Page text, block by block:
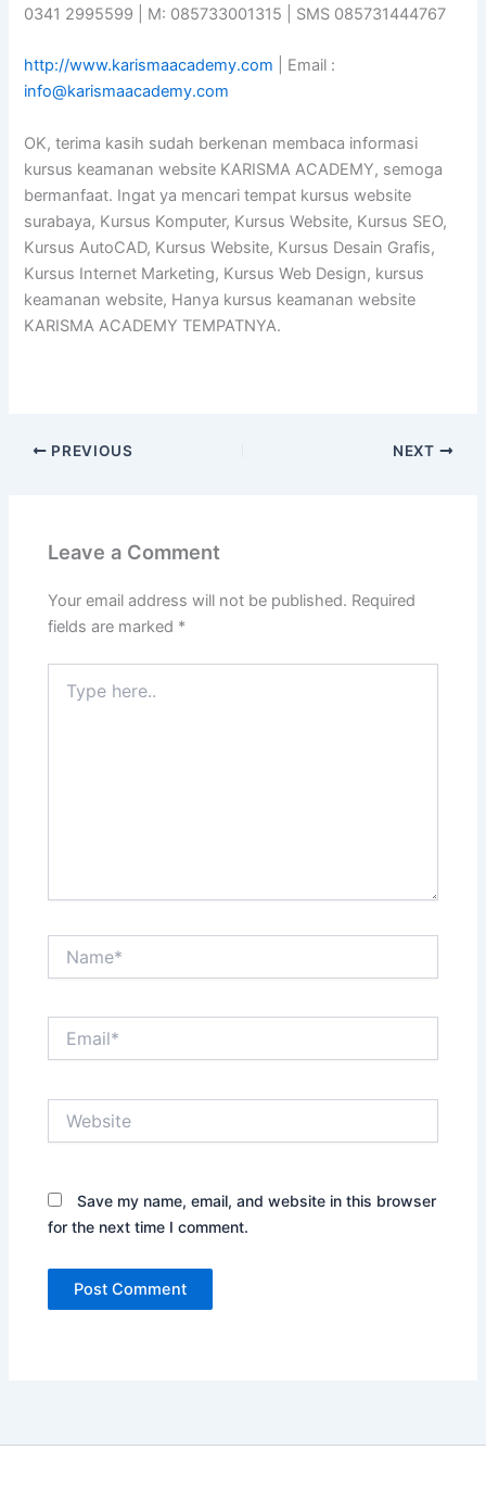
0341 2995599 | M: 085733001315 | SMS 085731444767
http://www.karismaacademy.com | Email :
info@karismaacademy.com
OK, terima kasih sudah berkenan membaca informasi
kursus keamanan website KARISMA ACADEMY, semoga
bermanfaat. Ingat ya mencari tempat kursus website
surabaya, Kursus Komputer, Kursus Website, Kursus SEO,
Kursus AutoCAD, Kursus Website, Kursus Desain Grafis,
Kursus Internet Marketing, Kursus Web Design, kursus
keamanan website, Hanya kursus keamanan website
KARISMA ACADEMY TEMPATNYA.
PREVIOUS NEXT
Leave a Comment
Your email address will not be published. Required
fields are marked *
here..
Save my name, email, and website in this browser
for the next time I comment.